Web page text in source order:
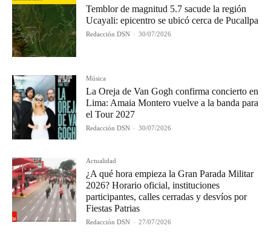
Temblor de magnitud 5.7 sacude la región
Ucayali: epicentro se ubicó cerca de Pucallpa
Redacción DSN - 30/07/2026
Música
La Oreja de Van Gogh confirma concierto en
Lima: Amaia Montero vuelve a la banda para
el Tour 2027
Redacción DSN - 30/07/2026
Actualidad
¿A qué hora empieza la Gran Parada Militar
2026? Horario oficial, instituciones
participantes, calles cerradas y desvíos por
Fiestas Patrias
Redacción DSN - 27/07/2026